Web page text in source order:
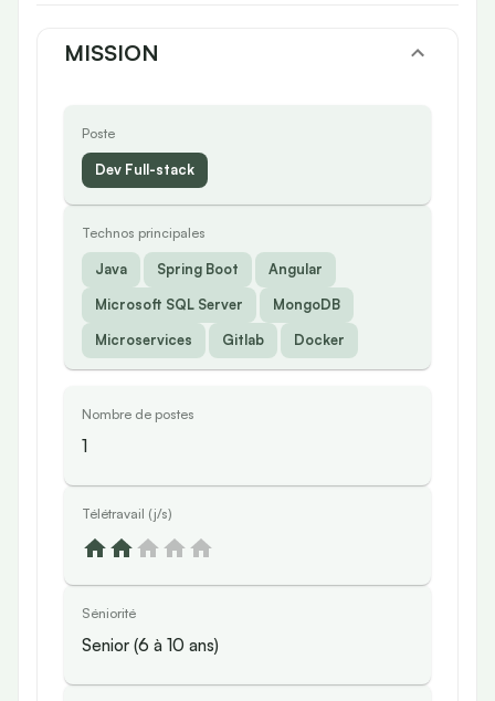
MISSION
Poste
Dev Full-stack
Technos principales
Java Spring Boot
Angular
Microsoft SQL Server
MongoDB
Microservices
Gitlab Docker
Nombre de postes
1
Télétravail (j/s)
Séniorité
Senior (6 à 10 ans)